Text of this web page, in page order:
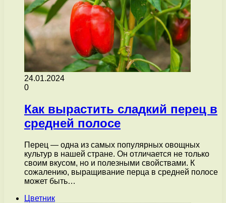
24.01.2024
0
Как вырастить сладкий перец в
средней полосе
Перец — одна из самых популярных овощных
культур в нашей стране. Он отличается не только
своим вкусом, но и полезными свойствами. К
сожалению, выращивание перца в средней полосе
может быть…
Цветник